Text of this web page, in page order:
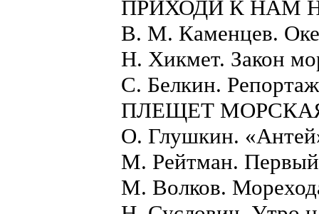
ПРИХОДИ К НАМ
B. М. Каменцев.
Н. Хикмет. Закон
C. Белкин.
ПЛЕЩЕТ
О. Глушкин.
М. Рейтман.
М. Волков.